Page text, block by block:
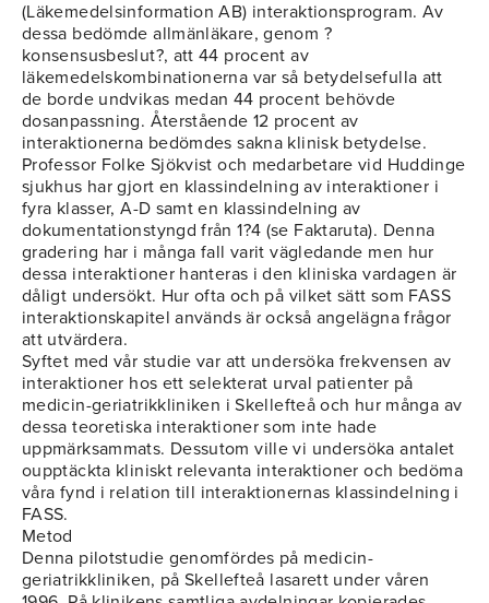
(Läkemedelsinformation AB) interaktionsprogram. Av
dessa bedömde allmänläkare, genom ?
konsensusbeslut?, att 44 procent av
läkemedelskombinationerna var så betydelsefulla att
de borde undvikas medan 44 procent behövde
dosanpassning. Återstående 12 procent av
interaktionerna bedömdes sakna klinisk betydelse.
Professor Folke Sjökvist och medarbetare vid Huddinge
sjukhus har gjort en klassindelning av interaktioner i
fyra klasser, A-D samt en klassindelning av
dokumentationstyngd från 1?4 (se Faktaruta). Denna
gradering har i många fall varit vägledande men hur
dessa interaktioner hanteras i den kliniska vardagen är
dåligt undersökt. Hur ofta och på vilket sätt som FASS
interaktionskapitel används är också angelägna frågor
att utvärdera.
Syftet med vår studie var att undersöka frekvensen av
interaktioner hos ett selekterat urval patienter på
medicin-geriatrikkliniken i Skellefteå och hur många av
dessa teoretiska interaktioner som inte hade
uppmärksammats. Dessutom ville vi undersöka antalet
oupptäckta kliniskt relevanta interaktioner och bedöma
våra fynd i relation till interaktionernas klassindelning i
FASS.
Metod
Denna pilotstudie genomfördes på medicin-
geriatrikkliniken, på Skellefteå lasarett under våren